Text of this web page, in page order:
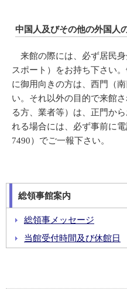
中国人及びその他の外国人
来館の際には、必ず居民
スポート）をお持ち下さい
に御用向きの方は、西門（
い。それ以外の目的で来館
る方、業者等）は、正門か
れる場合には、必ず事前に
7490）でご一報下さい。
総領事館案内
総領事メッセージ
当館受付時間及び休館日